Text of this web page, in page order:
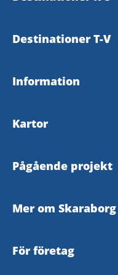
Gullspång
Hjo
Karlsborg
Skara
Skövde
Destinationer T-V
Tibro
Vara
Information
Tillgänglighetsredogörelse
Kartor
Skaraborgskartan
Pågående projekt
Skaraborgs platsberättelse
Mer om Skaraborg
Livet i Skaraborg
För företag